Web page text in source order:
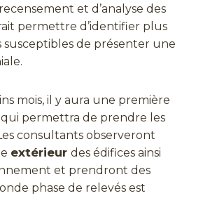
et d’analyse des
permettre d’identifier plus
susceptibles de présenter une
mois, il y aura une première
qui permettra de prendre les
consultants observeront
extérieur des édifices ainsi
et prendront des
phase de relevés est